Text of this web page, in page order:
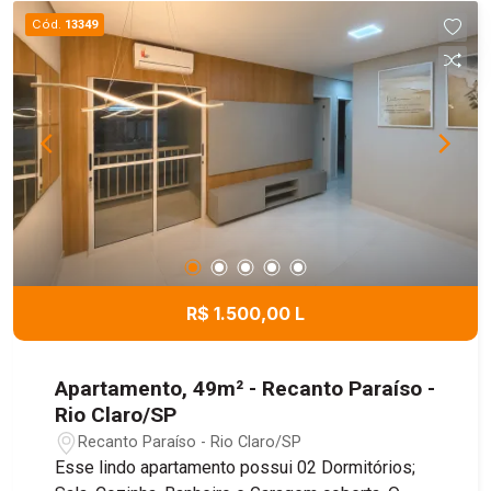
Cód. 13349
R$ 1.500,00 L
Apartamento, 49m² - Recanto Paraíso -
Rio Claro/SP
Recanto Paraíso - Rio Claro/SP
Esse lindo apartamento possui 02 Dormitórios;